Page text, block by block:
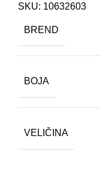
SKU: 10632603
BREND
BOJA
VELIČINA